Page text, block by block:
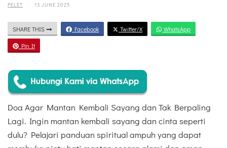
PELET · 13 JUNE 2025
SHARE THIS Facebook Twitter/X WhatsApp
Pin It
Doa Agar Mantan Kembali Sayang dan Tak Berpaling
Lagi. Ingin mantan kembali sayang dan cinta seperti
dulu? Pelajari panduan spiritual ampuh yang dapat